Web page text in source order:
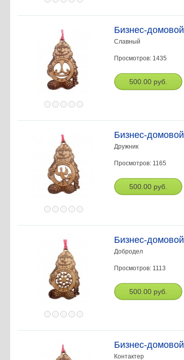
Бизнес-домовой
Славный
Просмотров: 1435
500.00 руб.
Бизнес-домовой
Дружник
Просмотров: 1165
500.00 руб.
Бизнес-домовой
Добродел
Просмотров: 1113
500.00 руб.
Бизнес-домовой
Контактер